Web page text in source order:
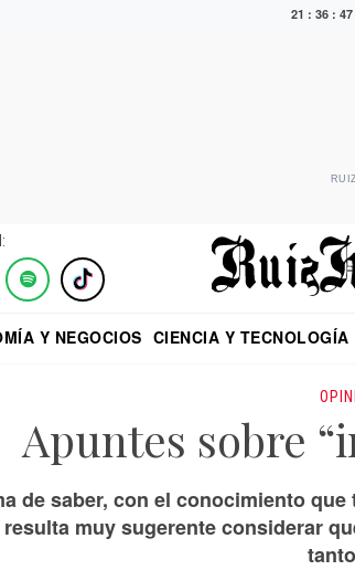
21 : 36 :
Y NEGOCIOS CIENCIA Y TECNOLOGÍA
Apuntes sobre
de saber, con el conocimiento
muy sugerente considerar